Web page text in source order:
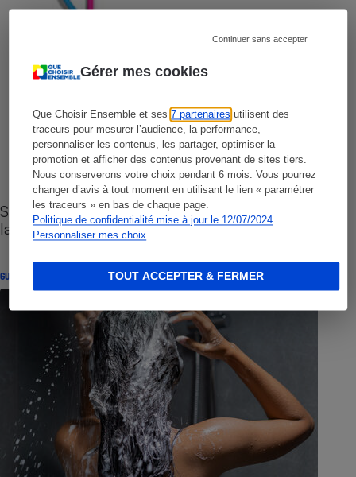
Gérer mes cookies
Que Choisir Ensemble et ses7 partenaires utilisent des
traceurs pour mesurer l’audience, la performance,
personnaliser les contenus, les partager, optimiser la
promotion et afficher des contenus provenant de sites tiers.
Nous conserverons votre choix pendant 6 mois. Vous pourrez
changer d’avis à tout moment en utilisant le lien « paramétrer
les traceurs » en bas de chaque page.
Politique de confidentialité mise à jour le 12/07/2024
Personnaliser mes choix
Continuer sans accepter
TOUT ACCEPTER & FERMER
Sites de rencontres - Nos conseils pour vous
lancer
GUIDE D'ACHAT